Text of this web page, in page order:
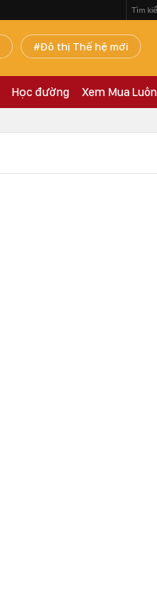
Đô thị Thế hệ mới
Học đường Xem Mua Luôn